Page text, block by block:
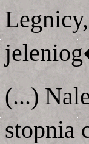
(...)
stopnia